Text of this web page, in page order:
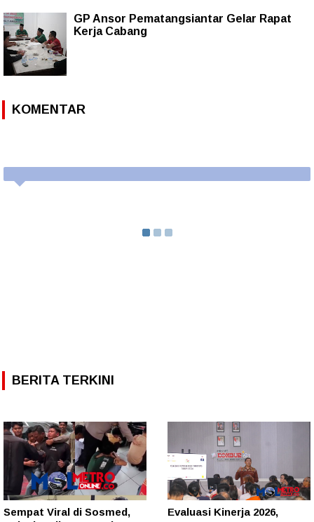
GP Ansor Pematangsiantar Gelar Rapat
Kerja Cabang
KOMENTAR
BERITA TERKINI
Sempat Viral di Sosmed,
Evaluasi Kinerja 2026,